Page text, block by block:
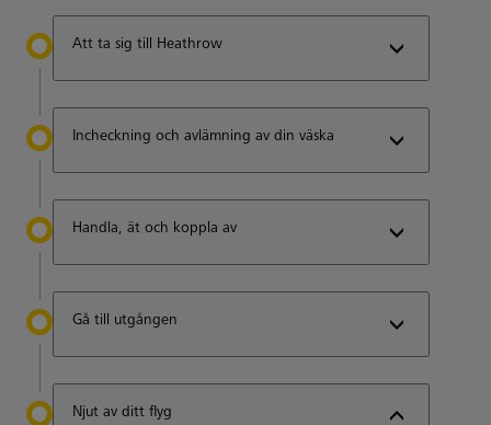
Att ta sig till Heathrow
Incheckning och avlämning av din väska
Handla, ät och koppla av
Gå till utgången
Njut av ditt flyg